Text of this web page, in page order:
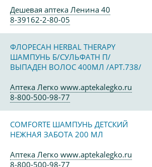
Дешевая аптека Ленина 40
8-39162-2-80-05
ФЛОРЕСАН HERBAL THERAPY
ШАМПУНЬ Б/СУЛЬФАТН П/
ВЫПАДЕН ВОЛОС 400МЛ /АРТ.738/
Аптека Легко www.aptekalegko.ru
8-800-500-98-77
COMFORTE ШАМПУНЬ ДЕТСКИЙ
НЕЖНАЯ ЗАБОТА 200 МЛ
Аптека Легко www.aptekalegko.ru
8-800-500-98-77